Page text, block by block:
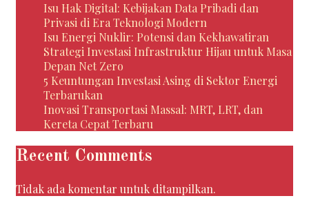
Isu Hak Digital: Kebijakan Data Pribadi dan
Privasi di Era Teknologi Modern
Isu Energi Nuklir: Potensi dan Kekhawatiran
Strategi Investasi Infrastruktur Hijau untuk Masa
Depan Net Zero
5 Keuntungan Investasi Asing di Sektor Energi
Terbarukan
Inovasi Transportasi Massal: MRT, LRT, dan
Kereta Cepat Terbaru
Recent Comments
Tidak ada komentar untuk ditampilkan.